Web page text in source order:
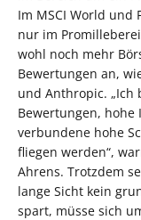
Im MSCI World und
nur im
wohl noch mehr
Bewertungen an,
und Anthropic. „Ich
Bewertungen,
verbundene hohe
fliegen werden“,
Ahrens. Trotzdem
lange Sicht kein
spart, müsse sich